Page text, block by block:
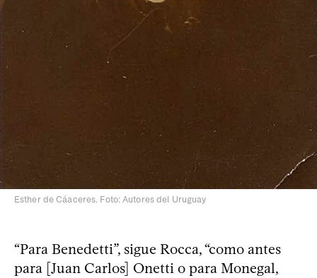
Esther de Cáaceres. Foto: Autores del Uruguay
“Para Benedetti”, sigue Rocca, “como antes
para [Juan Carlos] Onetti o para Monegal,